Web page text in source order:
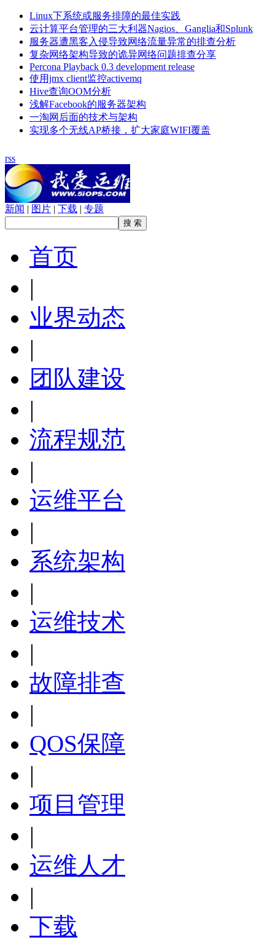
Linux下系统或服务排障的最佳实践
云计算平台管理的三大利器Nagios、Ganglia和Splunk
服务器遭黑客入侵导致网络流量异常的排查分析
复杂网络架构导致的诡异网络问题排查分享
Percona Playback 0.3 development release
使用jmx client监控activemq
Hive查询OOM分析
浅解Facebook的服务器架构
一淘网后面的技术与架构
实现多个无线AP桥接，扩大家庭WIFI覆盖
rss
新闻 | 图片 | 下载 | 专题
首页
|
业界动态
|
团队建设
|
流程规范
|
运维平台
|
系统架构
|
运维技术
|
故障排查
|
QOS保障
|
项目管理
|
运维人才
|
下载